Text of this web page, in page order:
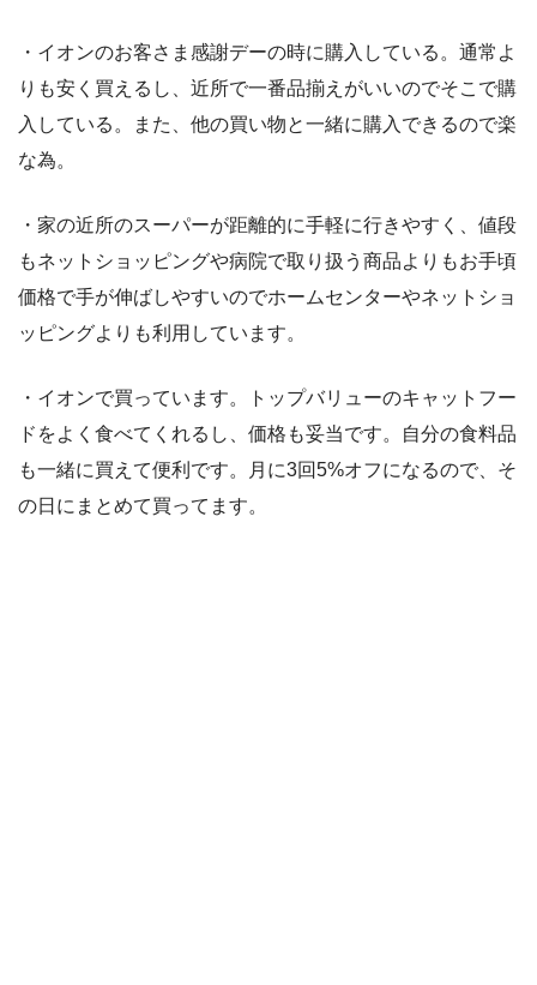
・イオンのお客さま感謝デーの時に購入している。通常よ
りも安く買えるし、近所で一番品揃えがいいのでそこで購
入している。また、他の買い物と一緒に購入できるので楽
な為。
・家の近所のスーパーが距離的に手軽に行きやすく、値段
もネットショッピングや病院で取り扱う商品よりもお手頃
価格で手が伸ばしやすいのでホームセンターやネットショ
ッピングよりも利用しています。
・イオンで買っています。トップバリューのキャットフー
ドをよく食べてくれるし、価格も妥当です。自分の食料品
も一緒に買えて便利です。月に3回5%オフになるので、そ
の日にまとめて買ってます。